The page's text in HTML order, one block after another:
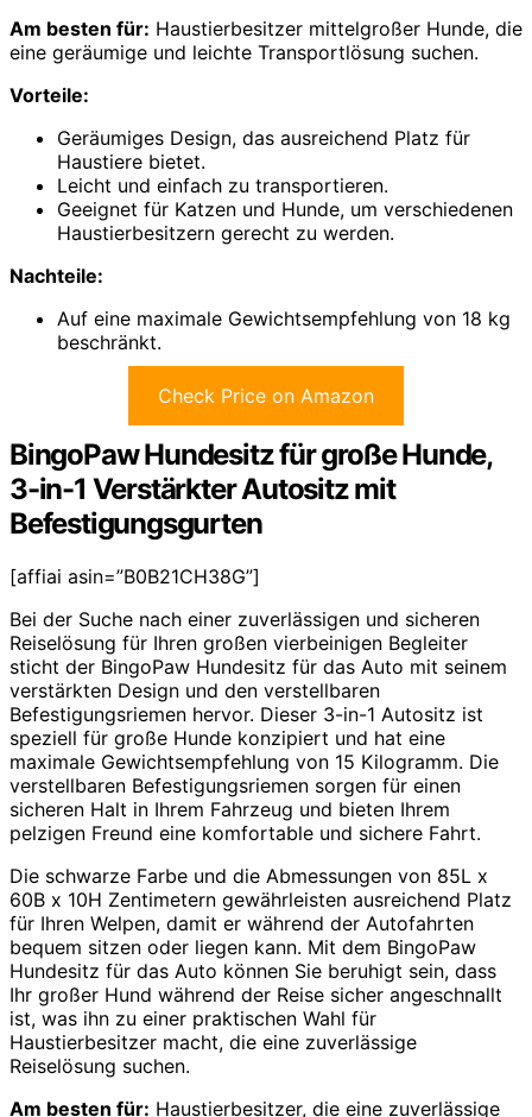
Am besten für: Haustierbesitzer mittelgroßer Hunde, die
eine geräumige und leichte Transportlösung suchen.
Vorteile:
Geräumiges Design, das ausreichend Platz für
Haustiere bietet.
Leicht und einfach zu transportieren.
Geeignet für Katzen und Hunde, um verschiedenen
Haustierbesitzern gerecht zu werden.
Nachteile:
Auf eine maximale Gewichtsempfehlung von 18 kg
beschränkt.
Check Price on Amazon
BingoPaw Hundesitz für große Hunde,
3-in-1 Verstärkter Autositz mit
Befestigungsgurten
[affiai asin=”B0B21CH38G”]
Bei der Suche nach einer zuverlässigen und sicheren
Reiselösung für Ihren großen vierbeinigen Begleiter
sticht der BingoPaw Hundesitz für das Auto mit seinem
verstärkten Design und den verstellbaren
Befestigungsriemen hervor. Dieser 3-in-1 Autositz ist
speziell für große Hunde konzipiert und hat eine
maximale Gewichtsempfehlung von 15 Kilogramm. Die
verstellbaren Befestigungsriemen sorgen für einen
sicheren Halt in Ihrem Fahrzeug und bieten Ihrem
pelzigen Freund eine komfortable und sichere Fahrt.
Die schwarze Farbe und die Abmessungen von 85L x
60B x 10H Zentimetern gewährleisten ausreichend Platz
für Ihren Welpen, damit er während der Autofahrten
bequem sitzen oder liegen kann. Mit dem BingoPaw
Hundesitz für das Auto können Sie beruhigt sein, dass
Ihr großer Hund während der Reise sicher angeschnallt
ist, was ihn zu einer praktischen Wahl für
Haustierbesitzer macht, die eine zuverlässige
Reiselösung suchen.
Am besten für: Haustierbesitzer, die eine zuverlässige